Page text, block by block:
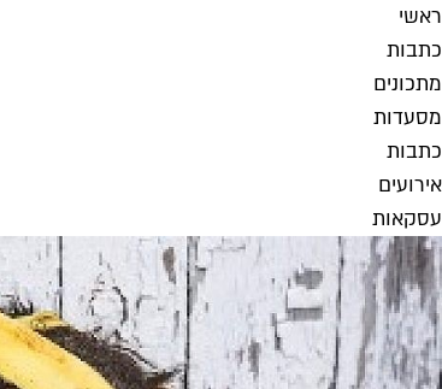
ראשי
כתבות
מתכונים
מסעדות
כתבות
אירועים
עסקאות